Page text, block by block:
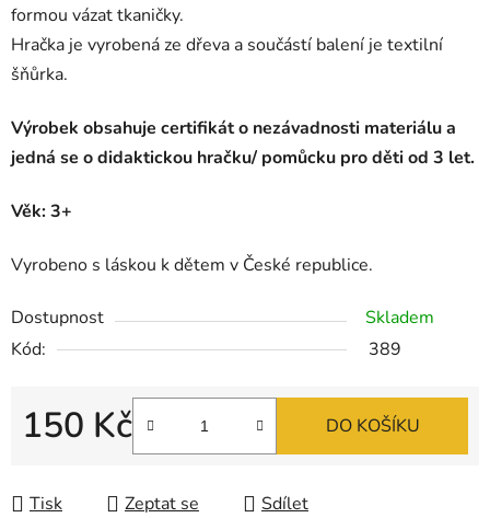
formou vázat tkaničky.
Hračka je vyrobená ze dřeva a součástí balení je textilní
šňůrka.
Výrobek obsahuje certifikát o nezávadnosti materiálu a
jedná se o didaktickou hračku/ pomůcku pro děti od 3 let.
Věk: 3+
Vyrobeno s láskou k dětem v České republice.
Dostupnost
Skladem
Kód:
389
150 Kč DO KOŠÍKU
Tisk Zeptat se Sdílet